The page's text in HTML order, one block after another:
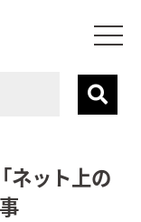
ネット上の